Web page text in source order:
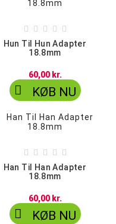
    
Hun Til Hun Adapter
18.8mm
60,00 kr.
 KØB NU
    
Han Til Han Adapter
18.8mm
60,00 kr.
 KØB NU